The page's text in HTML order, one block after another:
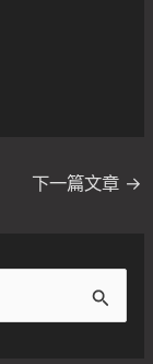
下一篇文章 →